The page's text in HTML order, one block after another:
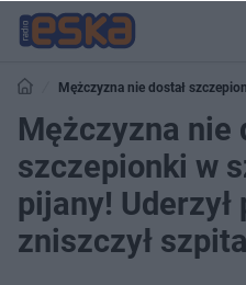
Mężczyzna nie dostał
pracownika i zniszczył szpitalne mienie
Mężczyzna nie
szczepionki w
pijany!
zniszczył